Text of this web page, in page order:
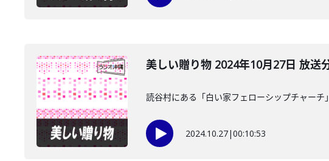
美しい贈り物 2024年10月27日 放送
読谷村にある「白い家フェローシップチャー
2024.10.27|00:10:53